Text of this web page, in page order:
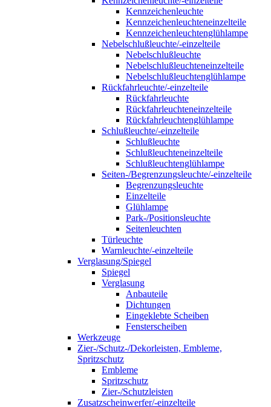
Kennzeichenleuchte
Kennzeichenleuchteneinzelteile
Kennzeichenleuchtenglühlampe
Nebelschlußleuchte/-einzelteile
Nebelschlußleuchte
Nebelschlußleuchteneinzelteile
Nebelschlußleuchtenglühlampe
Rückfahrleuchte/-einzelteile
Rückfahrleuchte
Rückfahrleuchteneinzelteile
Rückfahrleuchtenglühlampe
Schlußleuchte/-einzelteile
Schlußleuchte
Schlußleuchteneinzelteile
Schlußleuchtenglühlampe
Seiten-/Begrenzungsleuchte/-einzelteile
Begrenzungsleuchte
Einzelteile
Glühlampe
Park-/Positionsleuchte
Seitenleuchten
Türleuchte
Warnleuchte/-einzelteile
Verglasung/Spiegel
Spiegel
Verglasung
Anbauteile
Dichtungen
Eingeklebte Scheiben
Fensterscheiben
Werkzeuge
Zier-/Schutz-/Dekorleisten, Embleme,
Spritzschutz
Embleme
Spritzschutz
Zier-/Schutzleisten
Zusatzscheinwerfer/-einzelteile